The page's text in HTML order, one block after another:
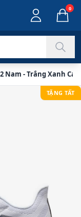
0
Nam - Trắng Xanh
TẶNG TẤT